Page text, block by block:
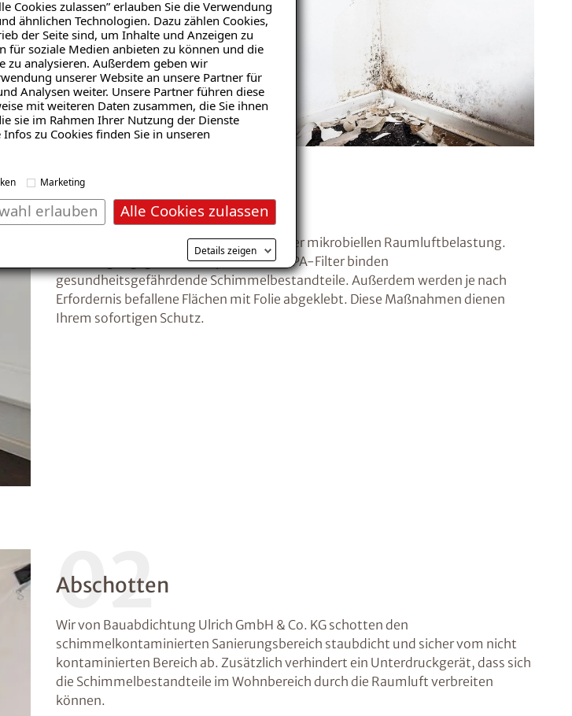
Cookies zulassen” erlauben Sie die Verwendung
ähnlichen Technologien. Dazu zählen Cookies,
der Seite sind, um Inhalte und Anzeigen zu
für soziale Medien anbieten zu können und die
zu analysieren. Außerdem geben wir
unserer Website an unsere Partner für
Analysen weiter. Unsere Partner führen diese
mit weiteren Daten zusammen, die Sie ihnen
sie im Rahmen Ihrer Nutzung der Dienste
zu Cookies finden Sie in unseren
Marketing
Alle Cookies zulassen
erlauben
Details zeigen
der Luftfeuchte an kalten
entstehen. Typisch
Geruch, wie man ihn aus
01
Sofortmaßnahmen
Wichtig ist eine sofortige Reduzierung der mikrobiellen Raumluftbelastung.
Luftreinigungsgeräte mit speziellem HEPA-Filter binden
gesundheitsgefährdende Schimmelbestandteile. Außerdem werden je nach
Erfordernis befallene Flächen mit Folie abgeklebt. Diese Maßnahmen dienen
Ihrem sofortigen Schutz.
02
Abschotten
Wir von Bauabdichtung Ulrich GmbH & Co. KG schotten den
schimmelkontaminierten Sanierungsbereich staubdicht und sicher vom nicht
kontaminierten Bereich ab. Zusätzlich verhindert ein Unterdruckgerät, dass sich
die Schimmelbestandteile im Wohnbereich durch die Raumluft verbreiten
können.